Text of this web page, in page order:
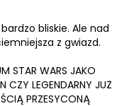
bliskie. Ale nad
z gwiazd.
STAR WARS JAKO
CZY LEGENDARNY JUŻ
PRZESYCONĄ